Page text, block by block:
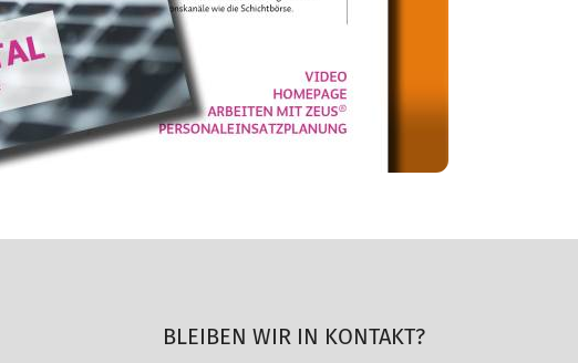
BLEIBEN WIR IN KONTAKT?